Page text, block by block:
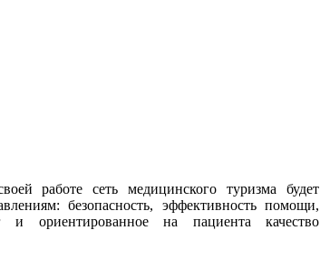
работе сеть медицинского туризма будет
безопасность, эффективность помощи,
и ориентированное на пациента качество